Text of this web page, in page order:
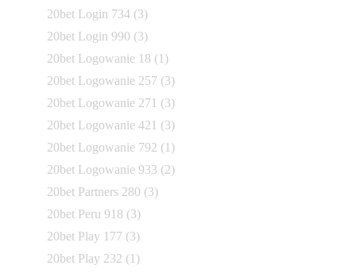
20bet Login 734 (3)
20bet Login 990 (3)
20bet Logowanie 18 (1)
20bet Logowanie 257 (3)
20bet Logowanie 271 (3)
20bet Logowanie 421 (3)
20bet Logowanie 792 (1)
20bet Logowanie 933 (2)
20bet Partners 280 (3)
20bet Peru 918 (3)
20bet Play 177 (3)
20bet Play 232 (1)